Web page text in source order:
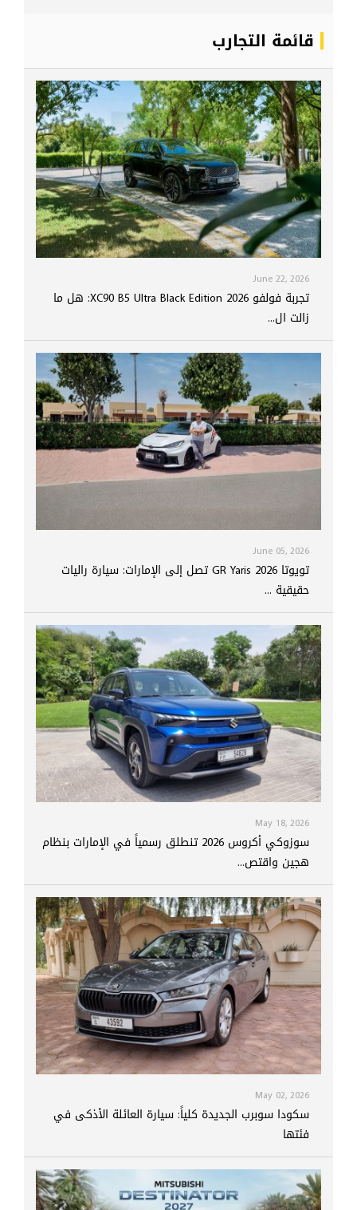
قائمة التجارب
June 22, 2026
تجربة فولفو XC90 B5 Ultra Black Edition 2026: هل ما
زالت ال...
June 05, 2026
تويوتا GR Yaris 2026 تصل إلى الإمارات: سيارة راليات
حقيقية ...
May 18, 2026
سوزوكي أكروس 2026 تنطلق رسمياً في الإمارات بنظام
هجين واقتص...
May 02, 2026
سكودا سوبرب الجديدة كلياً: سيارة العائلة الأذكى في
فئتها